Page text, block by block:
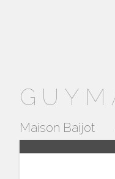
Maison Baijot